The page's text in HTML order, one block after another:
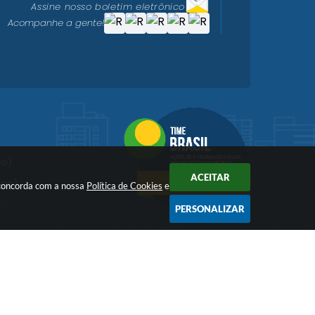
com a nossa Política de Cookies e
ACEITAR
PERSONALIZAR
Assine nosso boletim eletrônico
Acompanhe a gente!